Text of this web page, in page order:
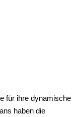
für ihre dynamische
haben die